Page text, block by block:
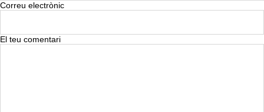
Correu electrònic
El teu comentari